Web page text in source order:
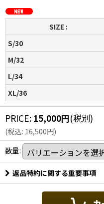
SIZE :
S/30
M/32
L/34
XL/36
PRICE: 15,000円(税別)
(税込: 16,500円)
数量:
返品特約に関する重要事項